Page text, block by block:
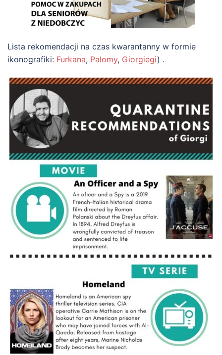
Lista rekomendacji na czas kwarantanny w formie
ikonografiki: Furkana, Palomy, Giorgiegi) .